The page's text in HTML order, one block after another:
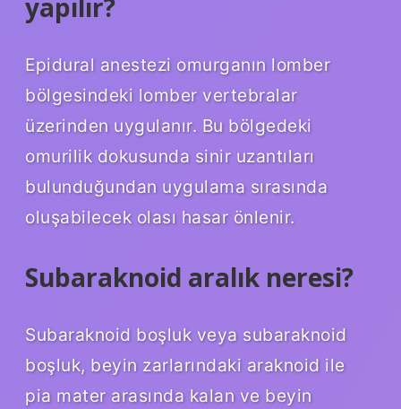
yapılır?
Epidural anestezi omurganın lomber
bölgesindeki lomber vertebralar
üzerinden uygulanır. Bu bölgedeki
omurilik dokusunda sinir uzantıları
bulunduğundan uygulama sırasında
oluşabilecek olası hasar önlenir.
Subaraknoid aralık neresi?
Subaraknoid boşluk veya subaraknoid
boşluk, beyin zarlarındaki araknoid ile
pia mater arasında kalan ve beyin